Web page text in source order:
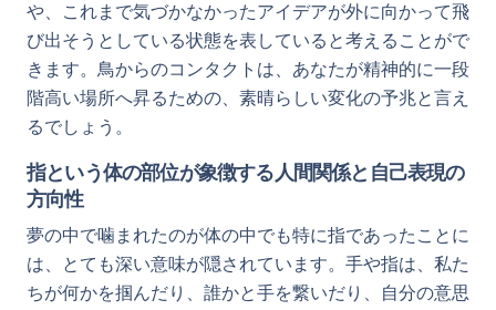
や、これまで気づかなかったアイデアが外に向かって飛
び出そうとしている状態を表していると考えることがで
きます。鳥からのコンタクトは、あなたが精神的に一段
階高い場所へ昇るための、素晴らしい変化の予兆と言え
るでしょう。
指という体の部位が象徴する人間関係と自己表現の
方向性
夢の中で噛まれたのが体の中でも特に指であったことに
は、とても深い意味が隠されています。手や指は、私た
ちが何かを掴んだり、誰かと手を繋いだり、自分の意思